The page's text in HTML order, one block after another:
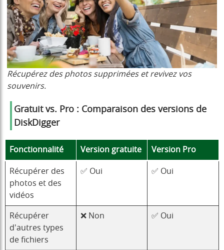
Récupérez des photos supprimées et revivez vos
souvenirs.
Gratuit vs. Pro : Comparaison des versions de
DiskDigger
Fonctionnalité Version gratuite Version Pro
Récupérer des
photos et des
vidéos
✅ Oui ✅ Oui
Récupérer
d'autres types
de fichiers
❌ Non ✅ Oui